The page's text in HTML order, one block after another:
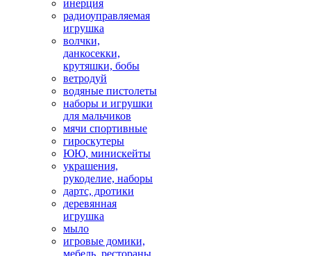
инерция
радиоуправляемая
игрушка
волчки,
данкосекки,
крутяшки, бобы
ветродуй
водяные пистолеты
наборы и игрушки
для мальчиков
мячи спортивные
гироскутеры
ЮЮ, минискейты
украшения,
рукоделие, наборы
дартс, дротики
деревянная
игрушка
мыло
игровые домики,
мебель, рестораны